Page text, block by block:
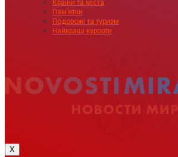
Країни та міста
Пам’ятки
Подорожі та туризм
Найкращі курорти
X